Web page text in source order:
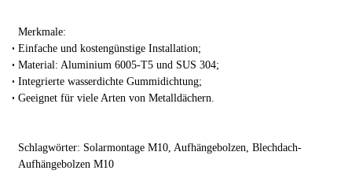
Merkmale:
Einfache und kostengünstige Installation;
Material: Aluminium 6005-T5 und SUS 304;
Integrierte wasserdichte Gummidichtung;
Geeignet für viele Arten von Metalldächern.
Schlagwörter: Solarmontage M10, Aufhängebolzen, Blechdach-
Aufhängebolzen M10